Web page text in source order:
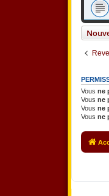
Vous ne
Vous ne
Vous ne
Vous ne